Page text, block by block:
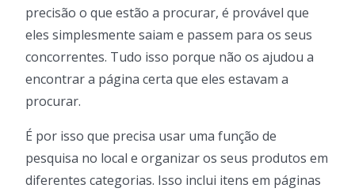
precisão o que estão a procurar, é provável que
eles simplesmente saiam e passem para os seus
concorrentes. Tudo isso porque não os ajudou a
encontrar a página certa que eles estavam a
procurar.
É por isso que precisa usar uma função de
pesquisa no local e organizar os seus produtos em
diferentes categorias. Isso inclui itens em páginas